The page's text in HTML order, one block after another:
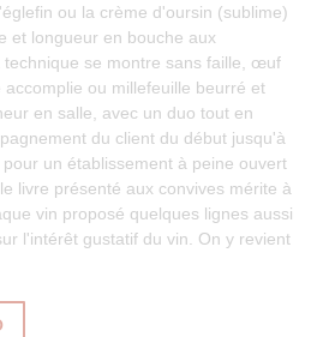
ou la crème d'oursin (sublime)
et longueur en bouche aux
technique se montre sans faille, œuf
ou millefeuille beurré et
en salle, avec un duo tout en
du client du début jusqu'à
un établissement à peine ouvert
livre présenté aux convives mérite à
vin proposé quelques lignes aussi
l'intérêt gustatif du vin. On y revient
((APRE UNA NUOVA FINESTRA))